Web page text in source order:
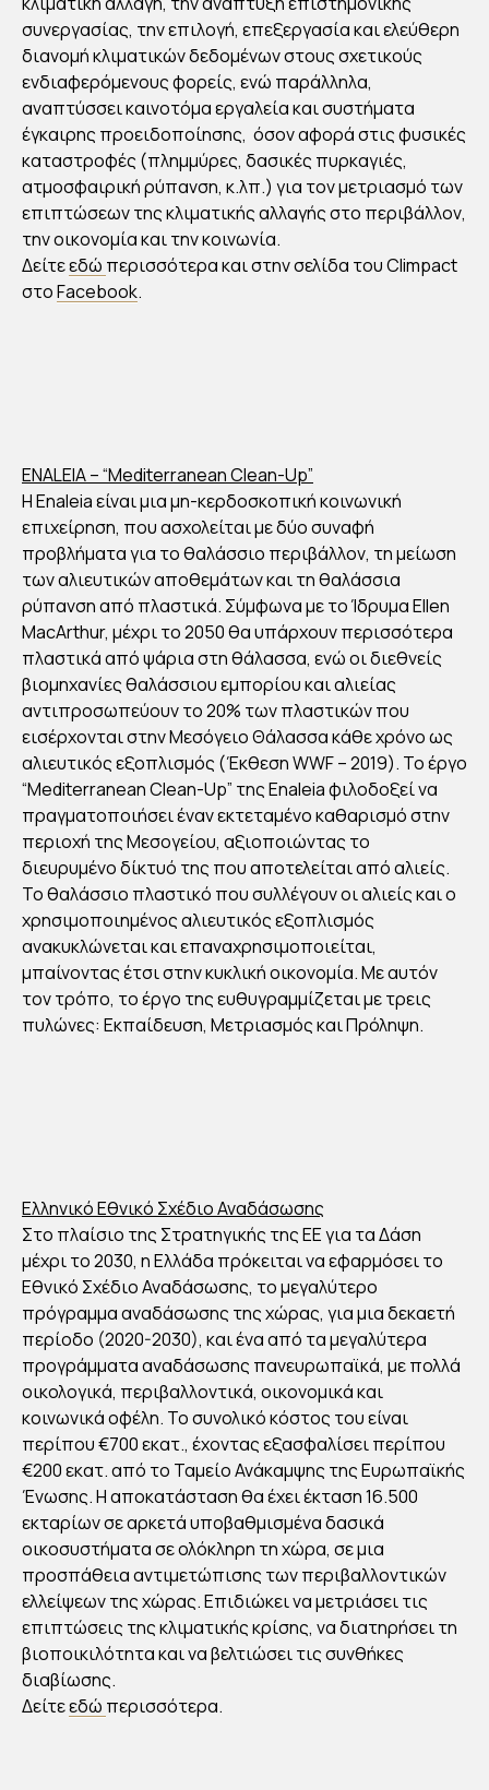
συνεργασίας, την επιλογή, επεξεργασία και ελεύθερη
διανομή κλιματικών δεδομένων στους σχετικούς
ενδιαφερόμενους φορείς, ενώ παράλληλα,
αναπτύσσει καινοτόμα εργαλεία και συστήματα
έγκαιρης προειδοποίησης, όσον αφορά στις φυσικές
καταστροφές (πλημμύρες, δασικές πυρκαγιές,
ατμοσφαιρική ρύπανση, κ.λπ.) για τον μετριασμό των
επιπτώσεων της κλιματικής αλλαγής στο περιβάλλον,
την οικονομία και την κοινωνία.
Δείτεεδώ περισσότερα και στην σελίδα του Climpact
στοFacebook.
ENALEIA – “Mediterranean Clean-Up”
Η Enaleia είναι μια μη-κερδοσκοπική κοινωνική
επιχείρηση, που ασχολείται με δύο συναφή
προβλήματα για το θαλάσσιο περιβάλλον, τη μείωση
των αλιευτικών αποθεμάτων και τη θαλάσσια
ρύπανση από πλαστικά. Σύμφωνα με το Ίδρυμα Ellen
MacArthur, μέχρι το 2050 θα υπάρχουν περισσότερα
πλαστικά από ψάρια στη θάλασσα, ενώ οι διεθνείς
βιομηχανίες θαλάσσιου εμπορίου και αλιείας
αντιπροσωπεύουν το 20% των πλαστικών που
εισέρχονται στην Μεσόγειο Θάλασσα κάθε χρόνο ως
αλιευτικός εξοπλισμός (Έκθεση WWF – 2019). Το έργο
“Mediterranean Clean-Up” της Enaleia φιλοδοξεί να
πραγματοποιήσει έναν εκτεταμένο καθαρισμό στην
περιοχή της Μεσογείου, αξιοποιώντας το
διευρυμένο δίκτυό της που αποτελείται από αλιείς.
Το θαλάσσιο πλαστικό που συλλέγουν οι αλιείς και ο
χρησιμοποιημένος αλιευτικός εξοπλισμός
ανακυκλώνεται και επαναχρησιμοποιείται,
μπαίνοντας έτσι στην κυκλική οικονομία. Με αυτόν
τον τρόπο, το έργο της ευθυγραμμίζεται με τρεις
πυλώνες: Εκπαίδευση, Μετριασμός και Πρόληψη.
Ελληνικό Εθνικό Σχέδιο Αναδάσωσης
Στο πλαίσιο της Στρατηγικής της ΕΕ για τα Δάση
μέχρι το 2030, η Ελλάδα πρόκειται να εφαρμόσει το
Εθνικό Σχέδιο Αναδάσωσης, το μεγαλύτερο
πρόγραμμα αναδάσωσης της χώρας, για μια δεκαετή
περίοδο (2020-2030), και ένα από τα μεγαλύτερα
προγράμματα αναδάσωσης πανευρωπαϊκά, με πολλά
οικολογικά, περιβαλλοντικά, οικονομικά και
κοινωνικά οφέλη. Το συνολικό κόστος του είναι
περίπου €700 εκατ., έχοντας εξασφαλίσει περίπου
€200 εκατ. από το Ταμείο Ανάκαμψης της Ευρωπαϊκής
Ένωσης. Η αποκατάσταση θα έχει έκταση 16.500
εκταρίων σε αρκετά υποβαθμισμένα δασικά
οικοσυστήματα σε ολόκληρη τη χώρα, σε μια
προσπάθεια αντιμετώπισης των περιβαλλοντικών
ελλείψεων της χώρας. Επιδιώκει να μετριάσει τις
επιπτώσεις της κλιματικής κρίσης, να διατηρήσει τη
βιοποικιλότητα και να βελτιώσει τις συνθήκες
διαβίωσης.
Δείτεεδώ περισσότερα.